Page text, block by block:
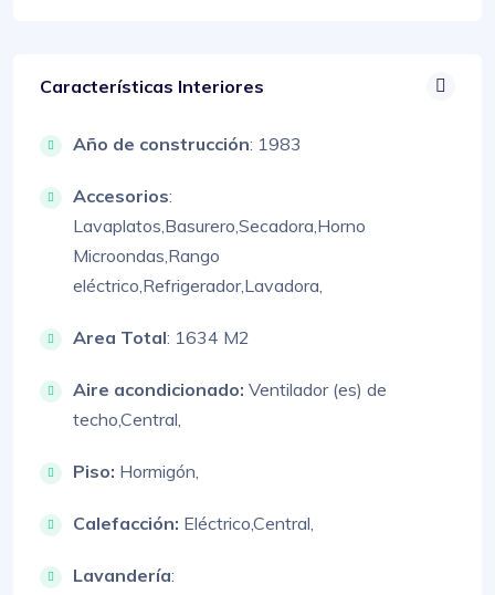
Características Interiores
Año de construcción: 1983
Accesorios:
Lavaplatos,Basurero,Secadora,Horno
Microondas,Rango
eléctrico,Refrigerador,Lavadora,
Area Total: 1634 M2
Aire acondicionado: Ventilador (es) de
techo,Central,
Piso: Hormigón,
Calefacción: Eléctrico,Central,
Lavandería: